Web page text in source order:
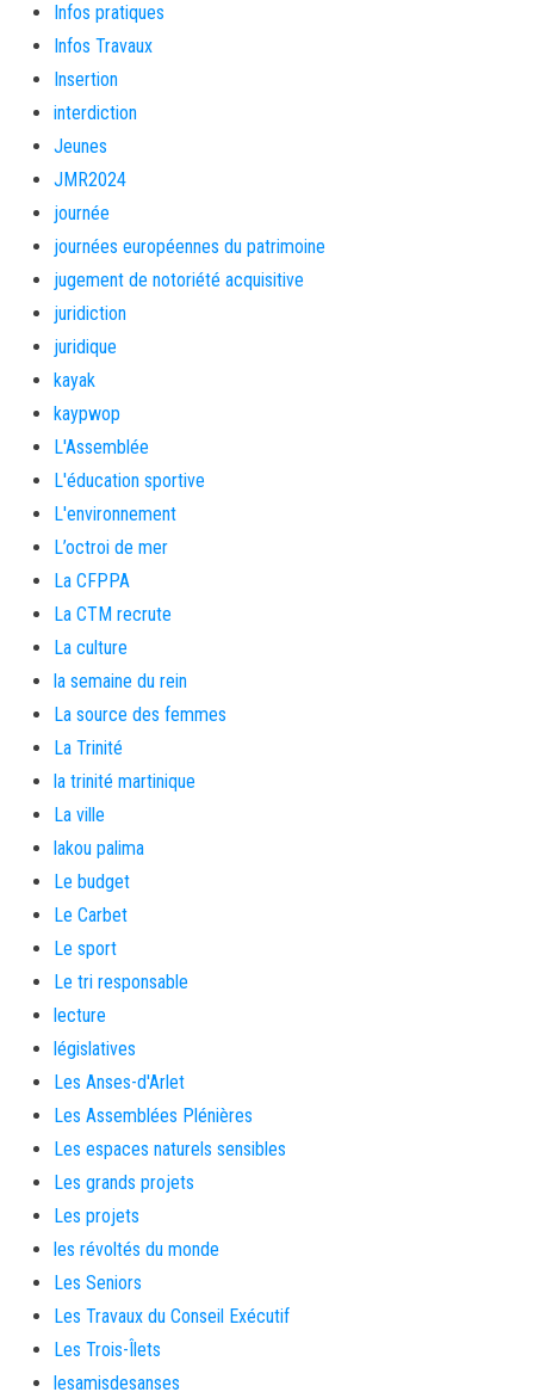
Infos pratiques
Infos Travaux
Insertion
interdiction
Jeunes
JMR2024
journée
journées européennes du patrimoine
jugement de notoriété acquisitive
juridiction
juridique
kayak
kaypwop
L'Assemblée
L'éducation sportive
L'environnement
L’octroi de mer
La CFPPA
La CTM recrute
La culture
la semaine du rein
La source des femmes
La Trinité
la trinité martinique
La ville
lakou palima
Le budget
Le Carbet
Le sport
Le tri responsable
lecture
législatives
Les Anses-d'Arlet
Les Assemblées Plénières
Les espaces naturels sensibles
Les grands projets
Les projets
les révoltés du monde
Les Seniors
Les Travaux du Conseil Exécutif
Les Trois-Îlets
lesamisdesanses